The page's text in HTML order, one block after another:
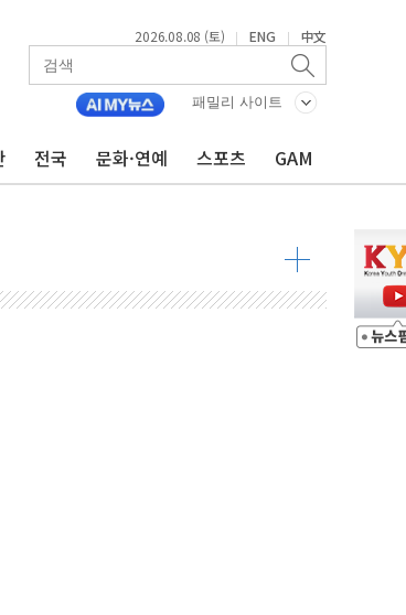
2026.08.08 (토) | ENG | 中文
패밀리 사이트
전국 문화·연예 스포츠 GAM